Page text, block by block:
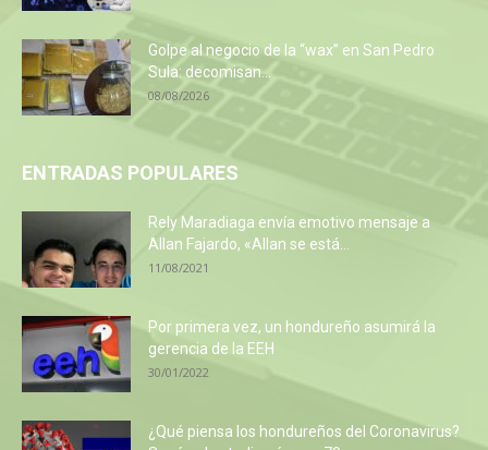
Golpe al negocio de la “wax” en San Pedro
Sula: decomisan...
08/08/2026
ENTRADAS POPULARES
Rely Maradiaga envía emotivo mensaje a
Allan Fajardo, «Allan se está...
11/08/2021
Por primera vez, un hondureño asumirá la
gerencia de la EEH
30/01/2022
¿Qué piensa los hondureños del Coronavirus?